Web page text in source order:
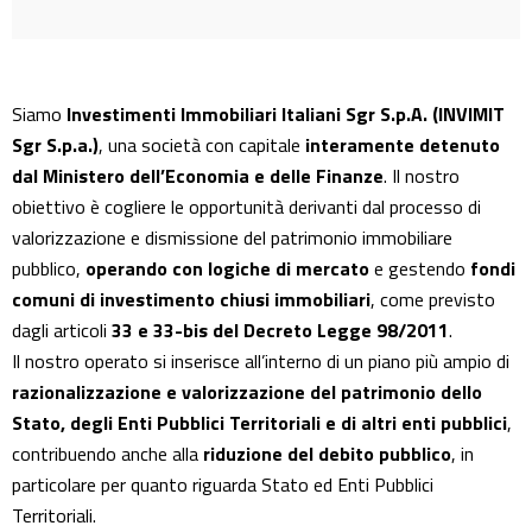
Siamo Investimenti Immobiliari Italiani Sgr S.p.A. (INVIMIT
Sgr S.p.a.), una società con capitale interamente detenuto
dal Ministero dell’Economia e delle Finanze. Il nostro
obiettivo è cogliere le opportunità derivanti dal processo di
valorizzazione e dismissione del patrimonio immobiliare
pubblico, operando con logiche di mercatoe gestendo fondi
comuni di investimento chiusi immobiliari, come previsto
dagli articoli 33 e 33-bis del Decreto Legge 98/2011.
Il nostro operato si inserisce all’interno di un piano più ampio di
razionalizzazione e valorizzazione del patrimonio dello
Stato, degli Enti Pubblici Territoriali e di altri enti pubblici,
contribuendo anche alla riduzione del debito pubblico, in
particolare per quanto riguarda Stato ed Enti Pubblici
Territoriali.